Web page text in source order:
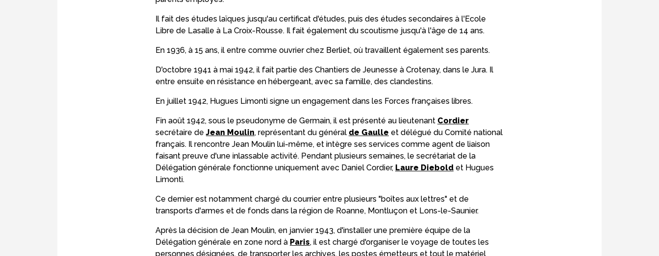
Il fait des études laïques jusqu'au certificat d'études, puis des études secondaires à l'Ecole
Libre de Lasalle à La Croix-Rousse. Il fait également du scoutisme jusqu'à l'âge de 14 ans.
En 1936, à 15 ans, il entre comme ouvrier chez Berliet, où travaillent également ses parents.
D'octobre 1941 à mai 1942, il fait partie des Chantiers de Jeunesse à Crotenay, dans le Jura. Il
entre ensuite en résistance en hébergeant, avec sa famille, des clandestins.
En juillet 1942, Hugues Limonti signe un engagement dans les Forces françaises libres.
Fin août 1942, sous le pseudonyme de Germain, il est présenté au lieutenant Cordier
secrétaire de Jean Moulin, représentant du général de Gaulle et délégué du Comité national
français. Il rencontre Jean Moulin lui-même, et intègre ses services comme agent de liaison
faisant preuve d'une inlassable activité. Pendant plusieurs semaines, le secrétariat de la
Délégation générale fonctionne uniquement avec Daniel Cordier, Laure Diebold et Hugues
Limonti.
Ce dernier est notamment chargé du courrier entre plusieurs "boîtes aux lettres" et de
transports d'armes et de fonds dans la région de Roanne, Montluçon et Lons-le-Saunier.
Après la décision de Jean Moulin, en janvier 1943, d'installer une première équipe de la
Délégation générale en zone nord à Paris, il est chargé d'organiser le voyage de toutes les
personnes désignées, de transporter les archives, les postes émetteurs et tout le matériel